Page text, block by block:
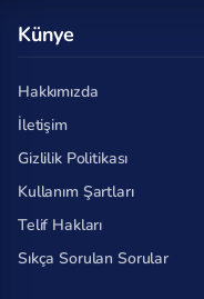
Künye
Hakkımızda
İletişim
Gizlilik Politikası
Kullanım Şartları
Telif Hakları
Sıkça Sorulan Sorular